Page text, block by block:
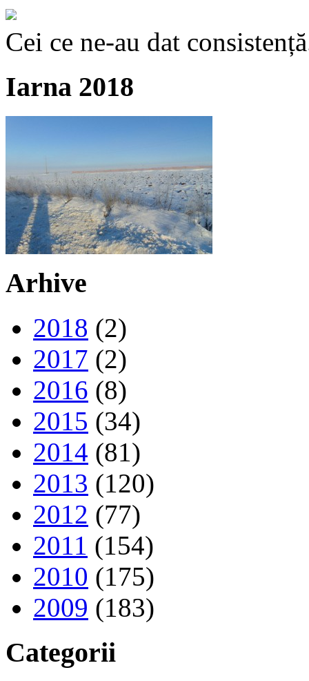
Cei ce ne-au dat
Iarna 2018
Arhive
2018 (2)
2017 (2)
2016 (8)
2015 (34)
2014 (81)
2013 (120)
2012 (77)
2011 (154)
2010 (175)
2009 (183)
Categorii